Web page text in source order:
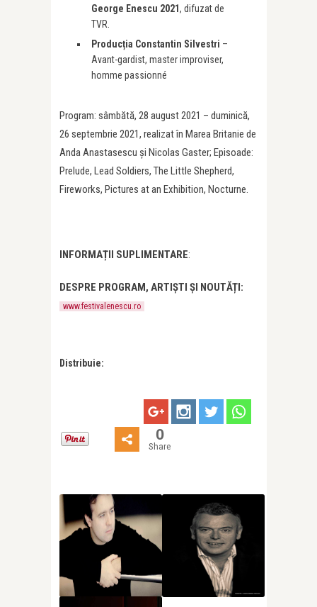
George Enescu 2021, difuzat de
TVR.
Producția Constantin Silvestri –
Avant-gardist, master improviser,
homme passionné
Program: sâmbătă, 28 august 2021 – duminică,
26 septembrie 2021, realizat în Marea Britanie de
Anda Anastasescu și Nicolas Gaster; Episoade:
Prelude, Lead Soldiers, The Little Shepherd,
Fireworks, Pictures at an Exhibition, Nocturne.
INFORMAȚII SUPLIMENTARE:
DESPRE PROGRAM, ARTIȘTI ȘI NOUTĂȚI:
www.festivalenescu.ro
Distribuie:
0
Share